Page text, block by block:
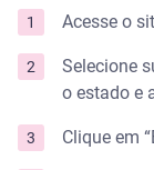
Acesse o
Selecione
o estado e
Clique em